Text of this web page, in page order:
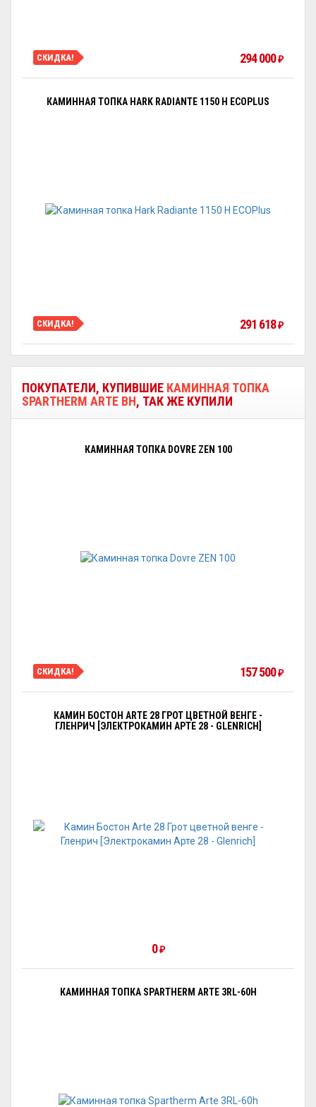
СКИДКА! 294 000 ₽
КАМИННАЯ ТОПКА HARK RADIANTE 1150 H ECOPLUS
СКИДКА! 291 618 ₽
ПОКУПАТЕЛИ, КУПИВШИЕ КАМИННАЯ ТОПКА
SPARTHERM ARTE BH, ТАК ЖЕ КУПИЛИ
КАМИННАЯ ТОПКА DOVRE ZEN 100
СКИДКА! 157 500 ₽
КАМИН БОСТОН ARTE 28 ГРОТ ЦВЕТНОЙ ВЕНГЕ -
ГЛЕНРИЧ [ЭЛЕКТРОКАМИН АРТЕ 28 - GLENRICH]
0 ₽
КАМИННАЯ ТОПКА SPARTHERM ARTE 3RL-60H